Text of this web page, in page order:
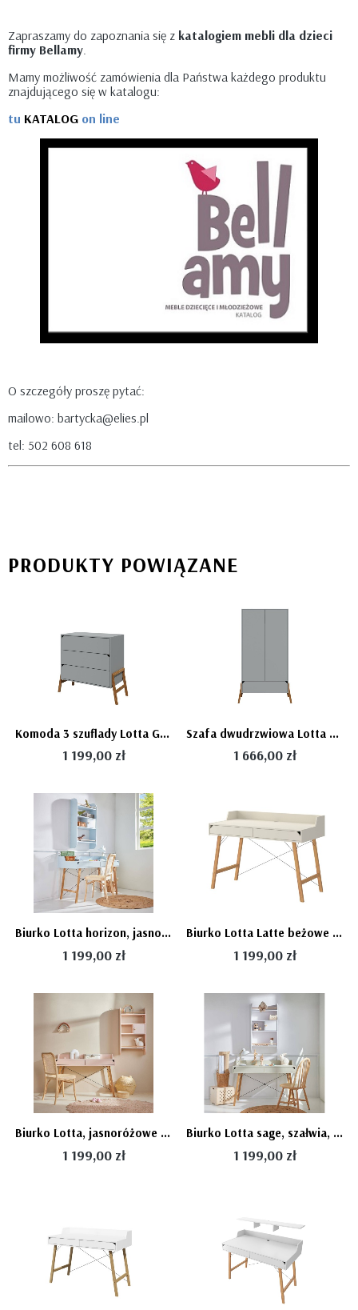
Zapraszamy do zapoznania się z katalogiem mebli dla dzieci
firmy Bellamy
Mamy możliwość zamówienia dla Państwa każdego produktu
znajdującego się w katalogu:
tu KATALOG on line
O szczegóły proszę pytać:
mailowo: bartycka@elies.pl
tel: 502 608 618
PRODUKTY POWIĄZANE
Komoda 3 szuflady Lotta Gray szara - Bellamy
1 199,00 zł
Szafa dwudrzwiowa Lotta Gray szara - Bellamy
1 666,00 zł
Biurko Lotta horizon, jasnoniebieskie - Bellamy
1 199,00 zł
Biurko Lotta Latte beżowe - Bellamy
1 199,00 zł
Biurko Lotta, jasnoróżowe Vintage Rosa- Bellamy
1 199,00 zł
Biurko Lotta sage, szałwia, sucha zieleń - Bellamy
1 199,00 zł